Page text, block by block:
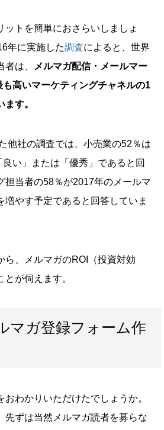
トを簡単におさらいしましょ
年に実施した調査によると、世界
は、
メルマガ配信・メールマー
高いマーケティングチャネルの1
す。
他社の調査では、小売業の52％は
良い」または「優秀」であると回
担当者の58％が2017年のメールマ
増やす予定であると回答していま
、メルマガのROI（投資対効
が伺えます。
マガ登録フォーム作
わかりいただけたでしょうか。
先ずは当然メルマガ読者を募らな